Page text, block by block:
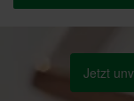
Jetzt